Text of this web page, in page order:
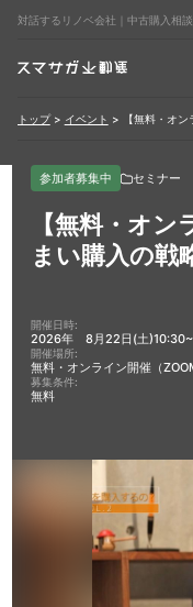
対話するリノベ会社｜中古購入相
トップ> イベント > 【無料・オ
参加者募集中 セミナー
【無料・オ
まい購入の戦
開催日時:
2026年 8月22日(土
開催場所:
無料・オンライン開催（
募集条件:
無料